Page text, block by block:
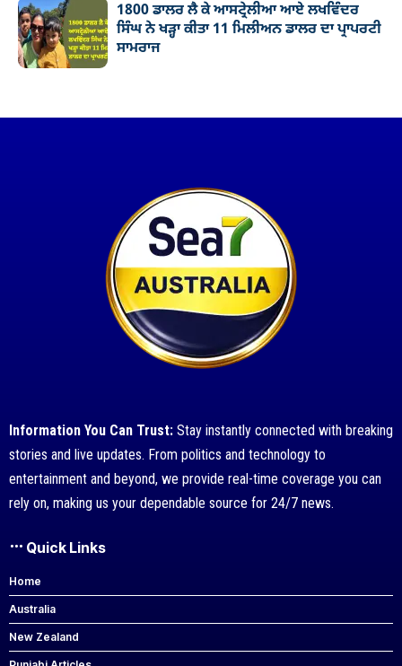
1800 ਡਾਲਰ ਲੈ ਕੇ ਆਸਟ੍ਰੇਲੀਆ ਆਏ ਲਖਵਿੰਦਰ
ਸਿੰਘ ਨੇ ਖੜ੍ਹਾ ਕੀਤਾ 11 ਮਿਲੀਅਨ ਡਾਲਰ ਦਾ ਪ੍ਰਾਪਰਟੀ
ਸਾਮਰਾਜ
Information You Can Trust: Stay instantly connected with breaking
stories and live updates. From politics and technology to
entertainment and beyond, we provide real-time coverage you can
rely on, making us your dependable source for 24/7 news.
Quick Links
Home
Australia
New Zealand